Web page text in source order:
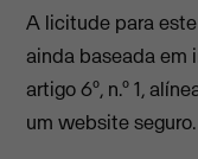
A licitude para
ainda baseada em
artigo 6º, n.º 1,
um website seguro.